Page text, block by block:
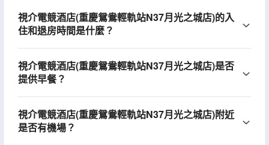
視介電競酒店(重慶鴛鴦輕軌站N37月光之城店)的入
住和退房時間是什麼？
視介電競酒店(重慶鴛鴦輕軌站N37月光之城店)是否
提供早餐？
視介電競酒店(重慶鴛鴦輕軌站N37月光之城店)附近
是否有機場？